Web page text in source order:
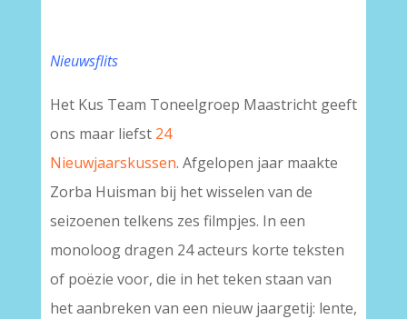
Nieuwsflits
Het Kus Team Toneelgroep Maastricht geeft
ons maar liefst 24
Nieuwjaarskussen. Afgelopen jaar maakte
Zorba Huisman bij het wisselen van de
seizoenen telkens zes filmpjes. In een
monoloog dragen 24 acteurs korte teksten
of poëzie voor, die in het teken staan van
het aanbreken van een nieuw jaargetij: lente,